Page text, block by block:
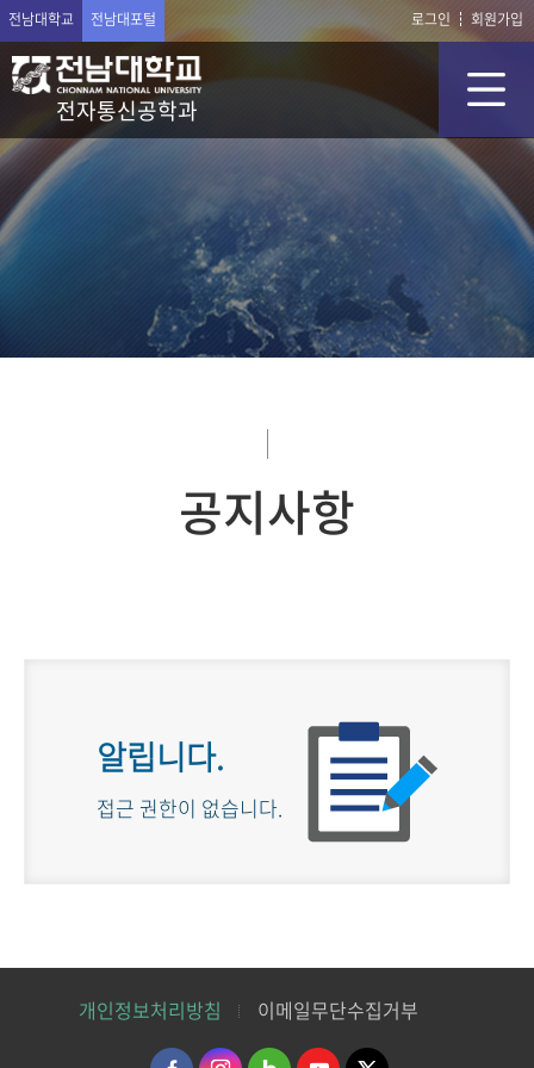
전남대학교 전남대포털 로그인 회원가입
전자통신공학과
공지사항
알립니다.
접근 권한이 없습니다.
개인정보처리방침 이메일무단수집거부